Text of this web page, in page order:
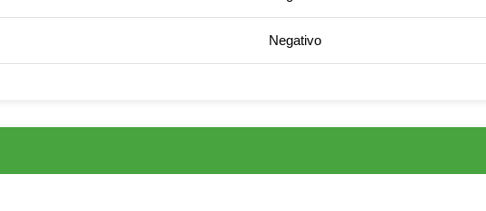
Negativo